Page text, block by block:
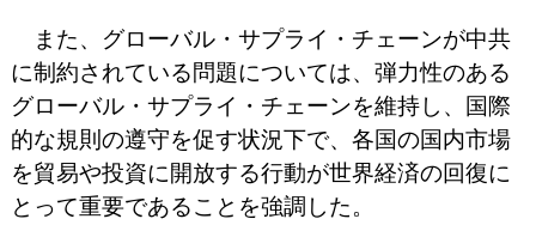
また、グローバル・サプライ・チェーンが中共
に制約されている問題については、弾力性のある
グローバル・サプライ・チェーンを維持し、国際
的な規則の遵守を促す状況下で、各国の国内市場
を貿易や投資に開放する行動が世界経済の回復に
とって重要であることを強調した。